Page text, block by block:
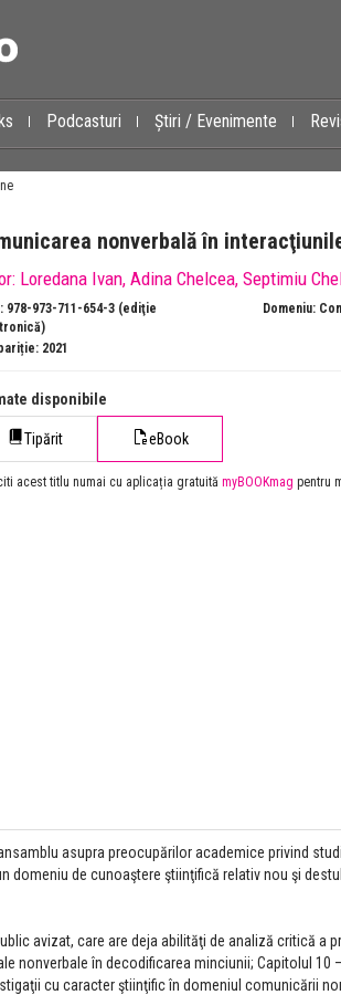
Podcasturi Știri / Evenimente
nonverbală în
Loredana Ivan, Adina Chelcea, Septimiu
978-973-711-654-3 (ediţie
2021
Domeniu:
disponibile
Tipărit eBook
acest titlu numai cu aplicația gratuită myBOOKmag pentru
asupra preocupărilor academice privind
domeniu de cunoaştere ştiinţifică relativ nou şi
avizat, care are deja abilităţi de analiză critică a
nonverbale în decodificarea minciunii; Capitolul 10
cu caracter ştiinţific în domeniul comunicării